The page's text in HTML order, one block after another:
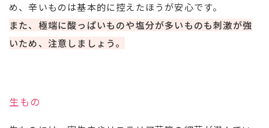
め、辛いものは基本的に控えたほうが安心です。
また、極端に酸っぱいものや塩分が多いものも刺激が強
いため、注意しましょう。
生もの